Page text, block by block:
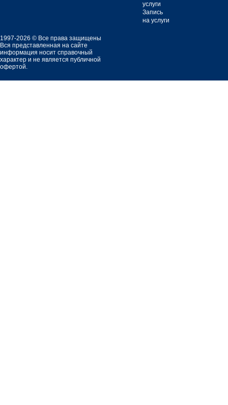
услуги
Запись
на услуги
1997-2026 © Все права защищены
Вся представленная на сайте
информация носит справочный
характер и не является публичной
офертой.